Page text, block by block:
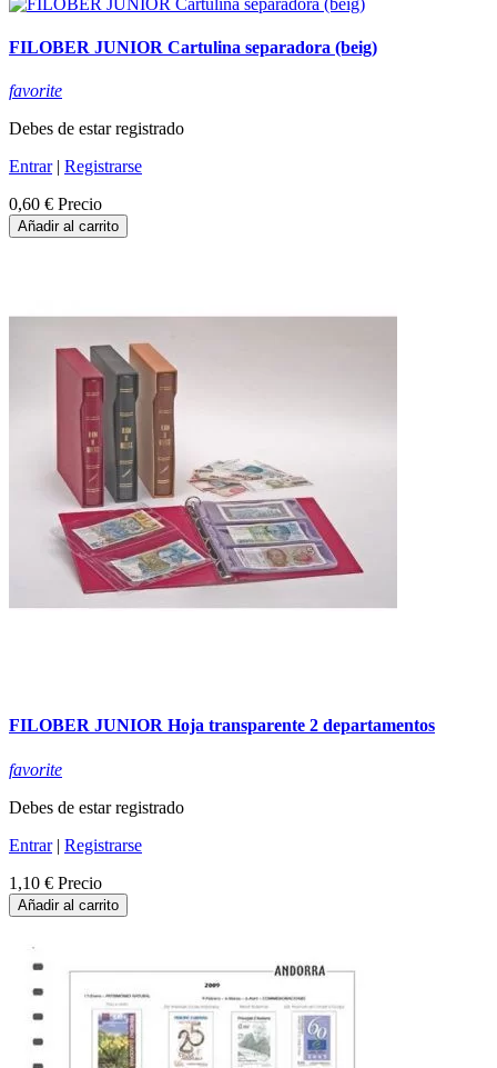
FILOBER JUNIOR Cartulina separadora (beig)
favorite
Debes de estar registrado
Entrar| Registrarse
0,60 € Precio
Añadir al carrito
FILOBER JUNIOR Hoja transparente 2 departamentos
favorite
Debes de estar registrado
Entrar| Registrarse
1,10 € Precio
Añadir al carrito